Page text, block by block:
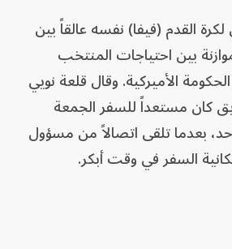
لكرة القدم (فيفا) نفسه عالقاً بين
بين احتياجات المنتخب
الأميركية. وقال قلعة نويي
كان مستعداً للسفر الجمعة
بعدما تلقى اتصالاً من مسؤول
السفر في وقت أبكر.